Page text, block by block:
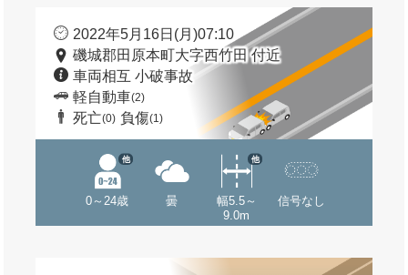
2022年5月16日(月)07:10
磯城郡田原本町大字西竹田 付近
車両相互 小破事故
軽自動車(2)
死亡(0) 負傷(1)
0～24歳
他
曇
幅5.5～
9.0m
他
信号なし